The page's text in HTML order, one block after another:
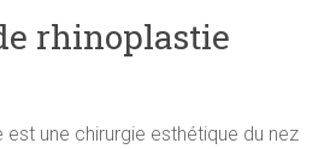
rhinoplastie
est une chirurgie esthétique du nez